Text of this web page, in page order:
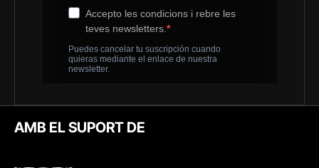
AMB EL SUPORT DE